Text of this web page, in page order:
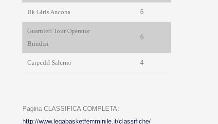
Bk Girls Ancona 6
Guarnieri Tour Operator
Brindisi
6
Carpedil Salerno 4
Pagina CLASSIFICA COMPLETA:
http://www.legabasketfemminile.it/classifiche/